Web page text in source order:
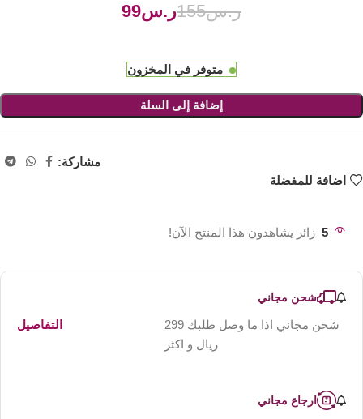
ر.س155ر.س99
متوفر في المخزون
إضافة إلى السلة
مشاركة:
اضافة للمفضلة
5 زائر يشاهدون هذا المنتج الآن!
شحن مجاني
شحن مجاني اذا ما وصل طلبك 299
ريال و اكثر
التفاصيل
ارجاع مجاني